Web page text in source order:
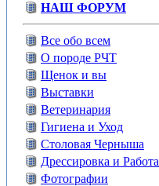
НАШ ФОРУМ
Все обо всем
О породе РЧТ
Щенок и вы
Выставки
Ветеринария
Гигиена и Уход
Столовая Черныша
Дрессировка и Работа
Фотографии